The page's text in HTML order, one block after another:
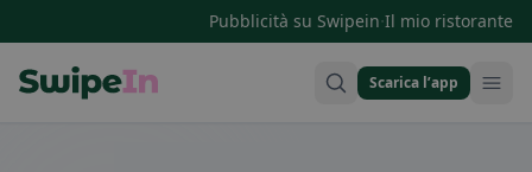
Pubblicità su Swipein·Il mio ristorante
Scarica l’app